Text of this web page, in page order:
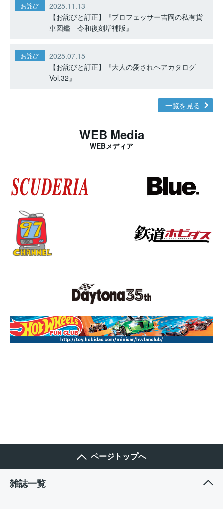
お詫び
2025.11.13
【お詫びと訂正】『プロフェッサー吉岡の私有貨
車図鑑 令和復刻増補版』
お詫び
2025.07.15
【お詫びと訂正】『大人の愛されヘアカタログ
Vol.32』
一覧を見る
WEB Media
WEBメディア
ページトップへ
雑誌一覧